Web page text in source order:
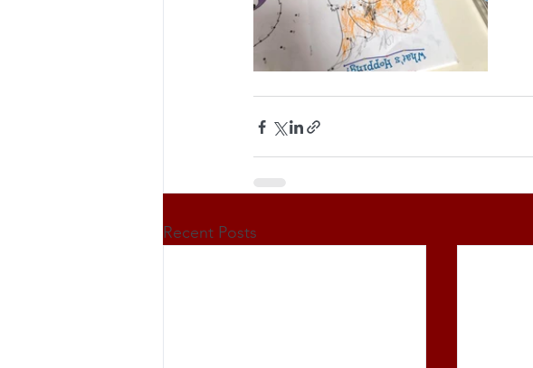
Recent Posts